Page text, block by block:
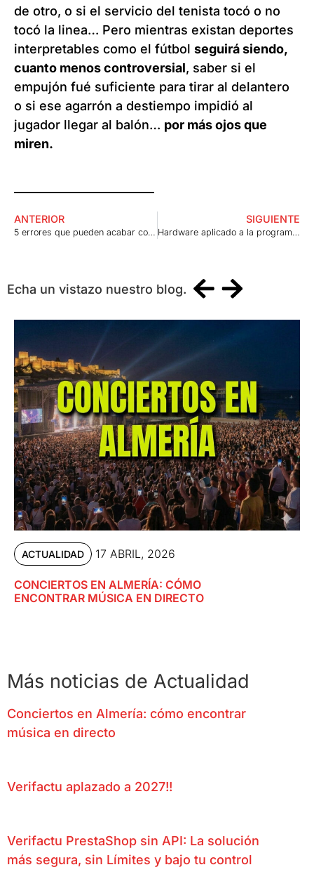
de otro, o si el servicio del tenista tocó o no
tocó la linea… Pero mientras existan deportes
interpretables como el fútbol seguirá siendo,
cuanto menos controversial, saber si el
empujón fué suficiente para tirar al delantero
o si ese agarrón a destiempo impidió al
jugador llegar al balón… por más ojos que
miren.
ANTERIOR
5 errores que pueden acabar con tu proyecto
SIGUIENTE
Hardware aplicado a la programación web
Echa un vistazo nuestro blog.
ACTUALIDAD 17 ABRIL, 2026
CONCIERTOS EN ALMERÍA: CÓMO
ENCONTRAR MÚSICA EN DIRECTO
Más noticias de Actualidad
Conciertos en Almería: cómo encontrar
música en directo
Verifactu aplazado a 2027!!
Verifactu PrestaShop sin API: La solución
más segura, sin Límites y bajo tu control